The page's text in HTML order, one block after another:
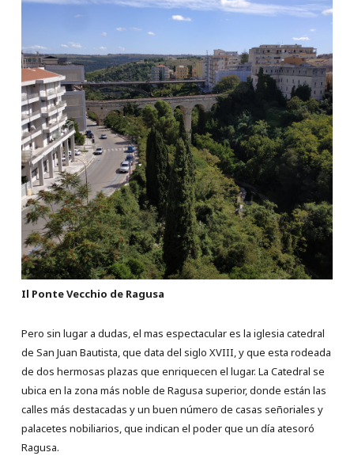
Il Ponte Vecchio de Ragusa
Pero sin lugar a dudas, el mas espectacular es la iglesia catedral
de San Juan Bautista, que data del siglo XVIII, y que esta rodeada
de dos hermosas plazas que enriquecen el lugar. La Catedral se
ubica en la zona más noble de Ragusa superior, donde están las
calles más destacadas y un buen número de casas señoriales y
palacetes nobiliarios, que indican el poder que un día atesoró
Ragusa.